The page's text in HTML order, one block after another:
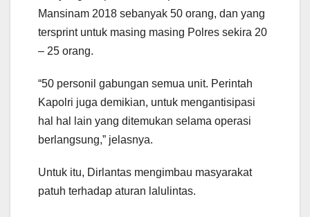
Mansinam 2018 sebanyak 50 orang, dan yang
tersprint untuk masing masing Polres sekira 20
– 25 orang.
“50 personil gabungan semua unit. Perintah
Kapolri juga demikian, untuk mengantisipasi
hal hal lain yang ditemukan selama operasi
berlangsung,” jelasnya.
Untuk itu, Dirlantas mengimbau masyarakat
patuh terhadap aturan lalulintas.